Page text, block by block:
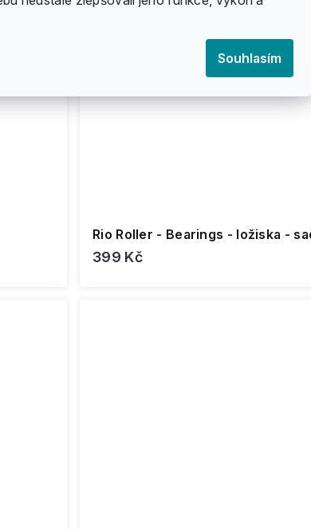
Souhlasím
Rio Roller - Bearings - ložiska -
399 Kč